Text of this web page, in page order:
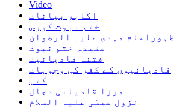
Video
اکابر بیانات
ختم نبوت کورس
ظہورامام مہدی علیہ الرضوان
عقیدہ ختم نبوت
فتنہ قادیانیت
قادیانیوں کے کفر کی وجوہات
کتب
مرزا قادیانی دجال
نزول عیسٰی علیہ السلام